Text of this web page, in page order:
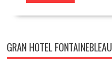
GRAN HOTEL FONTAINEBLEAU